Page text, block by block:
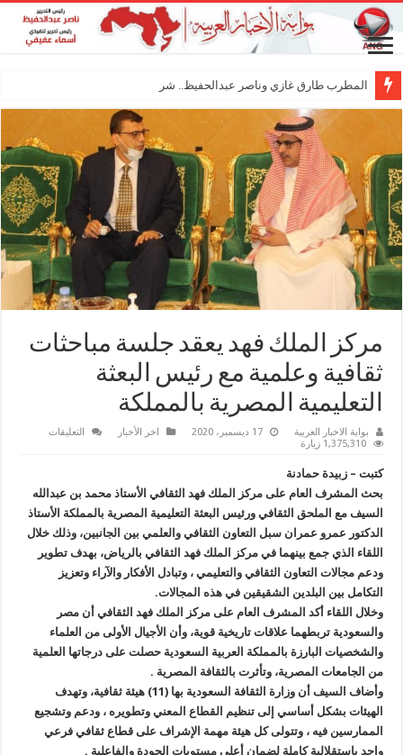
المطرب طارق غازي وناصر عبدالحفيظ.. شراكة فنية ت
مركز الملك فهد يعقد جلسة مباحثات
ثقافية وعلمية مع رئيس البعثة
التعليمية المصرية بالمملكة
بوابة الاخبار العربية 17 ديسمبر، 2020 اخر الأخبار التعليقات
جلسة
مباحثات
ثقافية
وعلمية
مع
البعثة
1,375,310 زيارة
كتبت – زبيدة حمادنة
بحث المشرف العام على مركز الملك فهد الثقافي الأستاذ محمد بن عبدالله
السيف مع الملحق الثقافي ورئيس البعثة التعليمية المصرية بالمملكة الأستاذ
الدكتور عمرو عمران سبل التعاون الثقافي والعلمي بين الجانبين، وذلك خلال
اللقاء الذي جمع بينهما في مركز الملك فهد الثقافي بالرياض، بهدف تطوير
ودعم مجالات التعاون الثقافي والتعليمي ، وتبادل الأفكار والآراء وتعزيز
التكامل بين البلدين الشقيقين في هذه المجالات.
وخلال اللقاء أكد المشرف العام على مركز الملك فهد الثقافي أن مصر
والسعودية تربطهما علاقات تاريخية قوية، وأن الأجيال الأولى من العلماء
والشخصيات البارزة بالمملكة العربية السعودية حصلت على درجاتها العلمية
من الجامعات المصرية، وتأثرت بالثقافة المصرية .
وأضاف السيف أن وزارة الثقافة السعودية بها (11) هيئة ثقافية، وتهدف
الهيئات بشكل أساسي إلى تنظيم القطاع المعني وتطويره ، ودعم وتشجيع
الممارسين فيه ، وتتولى كل هيئة مهمة الإشراف على قطاع ثقافي فرعي
واحد باستقلالية كاملة لضمان أعلى مستويات الجودة والفاعلية .